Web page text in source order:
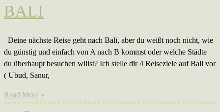
BALI
Deine nächste Reise geht nach Bali, aber du weißt noch nicht, wie
du günstig und einfach von A nach B kommst oder welche Städte
du überhaupt besuchen willst? Ich stelle dir 4 Reiseziele auf Bali vor
( Ubud, Sanur,
Read More »